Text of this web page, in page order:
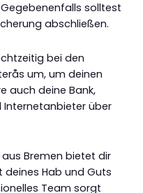
solltest
abschließen.
bei den
um, um deinen
auch deine Bank,
Internetanbieter über
Bremen bietet dir
deines Hab und Guts
Team sorgt